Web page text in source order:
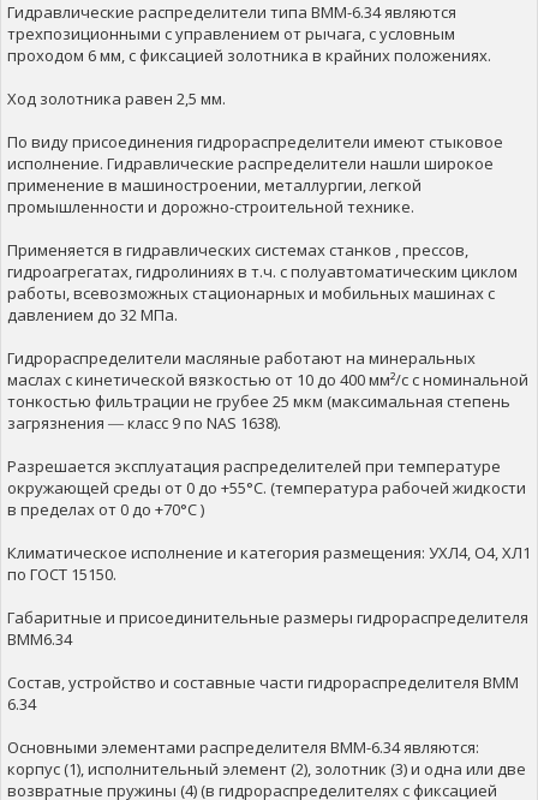
Гидравлические распределители типа ВММ-6.34 являются
трехпозиционными с управлением от рычага, с условным
проходом 6 мм, с фиксацией золотника в крайних положениях.
Ход золотника равен 2,5 мм.
По виду присоединения гидрораспределители имеют стыковое
исполнение. Гидравлические распределители нашли широкое
применение в машиностроении, металлургии, легкой
промышленности и дорожно-строительной технике.
Применяется в гидравлических системах станков , прессов,
гидроагрегатах, гидролиниях в т.ч. с полуавтоматическим циклом
работы, всевозможных стационарных и мобильных машинах с
давлением до 32 МПа.
Гидрораспределители масляные работают на минеральных
маслах с кинетической вязкостью от 10 до 400 мм²/с с номинальной
тонкостью фильтрации не грубее 25 мкм (максимальная степень
загрязнения ― класс 9 по NAS 1638).
Разрешается эксплуатация распределителей при температуре
окружающей среды от 0 до +55°С. (температура рабочей жидкости
в пределах от 0 до +70°С )
Климатическое исполнение и категория размещения: УХЛ4, О4, ХЛ1
по ГОСТ 15150.
Габаритные и присоединительные размеры гидрораспределителя
ВММ6.34
Состав, устройство и составные части гидрораспределителя ВММ
6.34
Основными элементами распределителя ВММ-6.34 являются:
корпус (1), исполнительный элемент (2), золотник (3) и одна или две
возвратные пружины (4) (в гидрораспределителях с фиксацией